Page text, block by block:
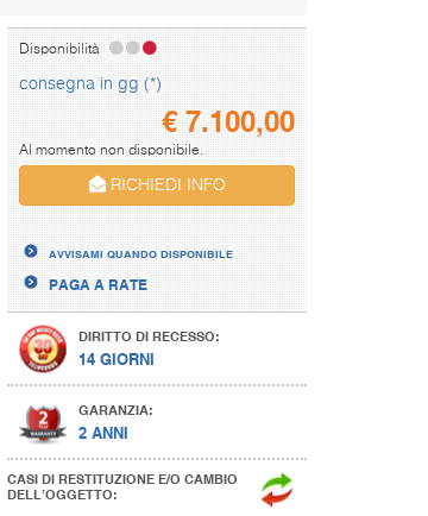
Disponibilità
consegna in gg (*)
€7.100,00
Al momento non disponibile.
RICHIEDI INFO
AVVISAMI QUANDO DISPONIBILE
PAGA A RATE
DIRITTO DI RECESSO:
14 GIORNI
GARANZIA:
2 ANNI
CASI DI RESTITUZIONE E/O CAMBIO
DELL’OGGETTO: